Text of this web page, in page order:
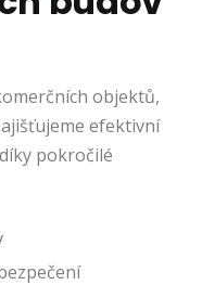
objektů,
efektivní
pokročilé